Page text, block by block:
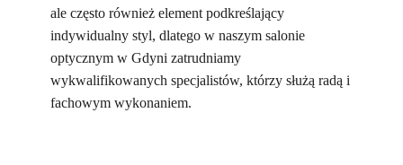
ale często również element podkreślający
indywidualny styl, dlatego w naszym salonie
optycznym w Gdyni zatrudniamy
wykwalifikowanych specjalistów, którzy służą radą i
fachowym wykonaniem.